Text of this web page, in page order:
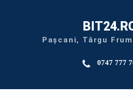
Pașcani, Târgu
0747 777